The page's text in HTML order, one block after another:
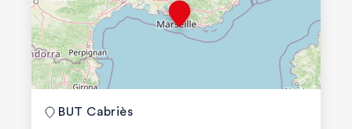
BUT Cabriès